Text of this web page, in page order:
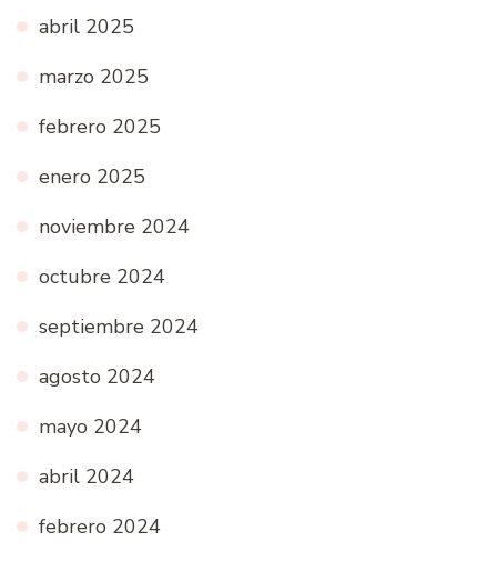
abril 2025
marzo 2025
febrero 2025
enero 2025
noviembre 2024
octubre 2024
septiembre 2024
agosto 2024
mayo 2024
abril 2024
febrero 2024